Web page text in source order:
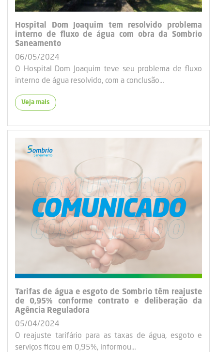
Hospital Dom Joaquim tem resolvido problema
interno de fluxo de água com obra da Sombrio
Saneamento
06/05/2024
O Hospital Dom Joaquim teve seu problema de fluxo
interno de água resolvido, com a conclusão…
Veja mais
Tarifas de água e esgoto de Sombrio têm reajuste
de 0,95% conforme contrato e deliberação da
Agência Reguladora
05/04/2024
O reajuste tarifário para as taxas de água, esgoto e
serviços ficou em 0,95%, informou…